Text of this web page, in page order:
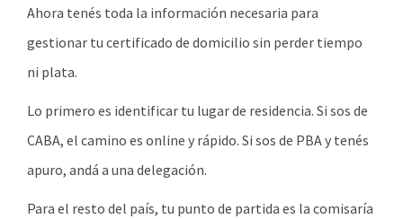
Ahora tenés toda la información necesaria para
gestionar tu certificado de domicilio sin perder tiempo
ni plata.
Lo primero es identificar tu lugar de residencia. Si sos de
CABA, el camino es online y rápido. Si sos de PBA y tenés
apuro, andá a una delegación.
Para el resto del país, tu punto de partida es la comisaría